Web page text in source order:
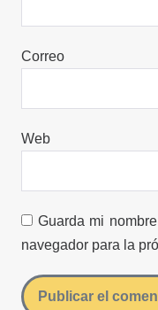
Correo
Web
Guarda mi
navegador para la